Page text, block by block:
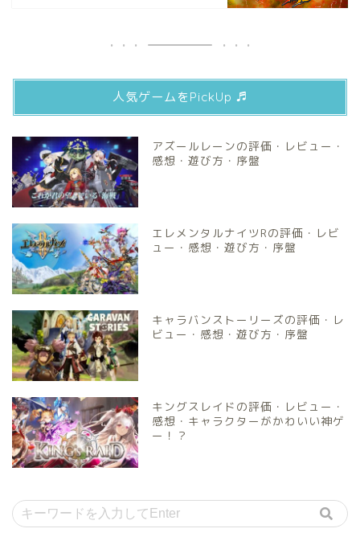
人気ゲームをPickUp ♬
アズールレーンの評価・レビュー・
感想・遊び方・序盤
エレメンタルナイツRの評価・レビ
ュー・感想・遊び方・序盤
キャラバンストーリーズの評価・レ
ビュー・感想・遊び方・序盤
キングスレイドの評価・レビュー・
感想・キャラクターがかわいい神ゲ
ー！？